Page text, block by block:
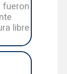
fueron
libre